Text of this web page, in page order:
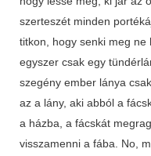
szerteszét minden
titkon, hogy senki meg ne
egyszer csak egy
szegény ember lánya
az a lány, aki abból a
a házba, a fácskát
visszamenni a fába. No,